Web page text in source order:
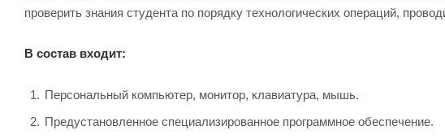
проверить знания студента по порядку технологических операций,
В состав входит:
Персональный компьютер, монитор, клавиатура, мышь.
Предустановленное специализированное программное обеспечение.